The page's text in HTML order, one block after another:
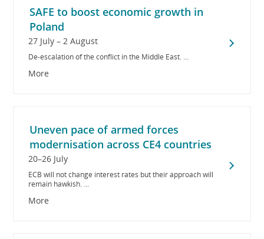
SAFE to boost economic growth in
Poland
27 July – 2 August
De-escalation of the conflict in the Middle East. ...
More
Uneven pace of armed forces
modernisation across CE4 countries
20–26 July
ECB will not change interest rates but their approach will
remain hawkish. ...
More